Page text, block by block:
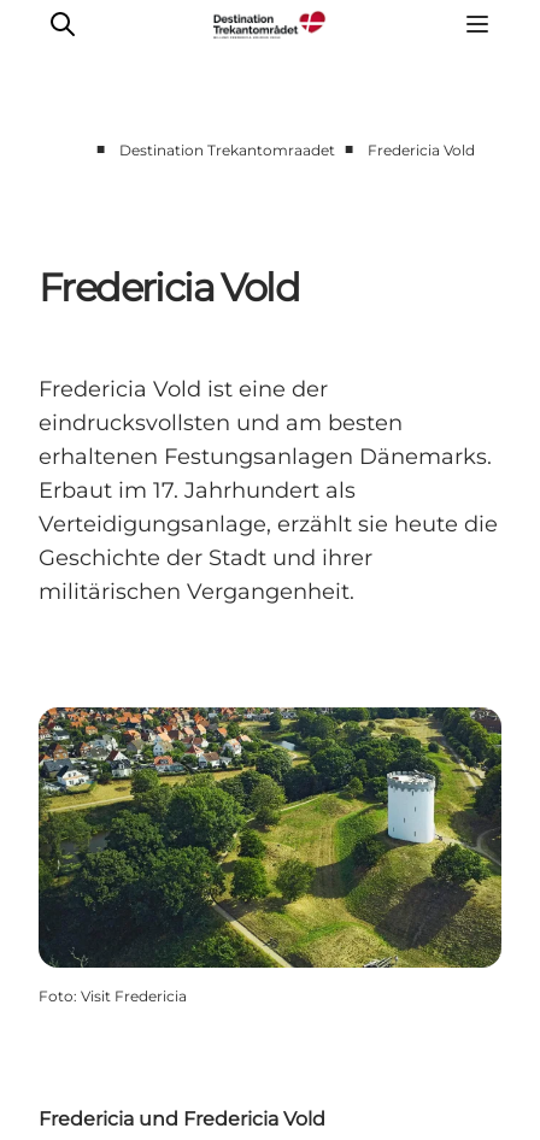
Erlebnisse
Unterkünfte
Tickets
■ Destination Trekantomraadet ■ Fredericia Vold
Fredericia Vold
Fredericia Vold ist eine der
eindrucksvollsten und am besten
erhaltenen Festungsanlagen Dänemarks.
Erbaut im 17. Jahrhundert als
Verteidigungsanlage, erzählt sie heute die
Geschichte der Stadt und ihrer
militärischen Vergangenheit.
Foto: Visit Fredericia
Fredericia und Fredericia Vold